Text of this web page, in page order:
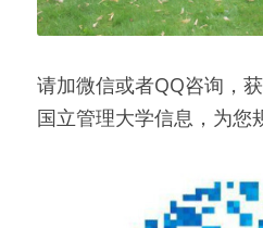
请加微信或者QQ咨询，
国立管理大学信息，为您